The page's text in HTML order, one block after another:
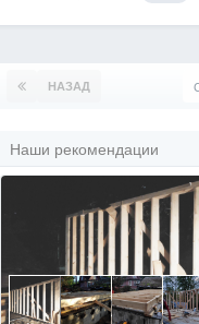
НАЗАД
Наши рекомендации